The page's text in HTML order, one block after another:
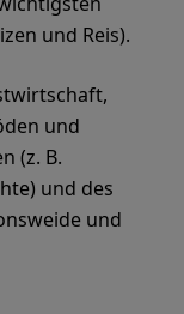
und Reis).
und
(z. B.
und des
und